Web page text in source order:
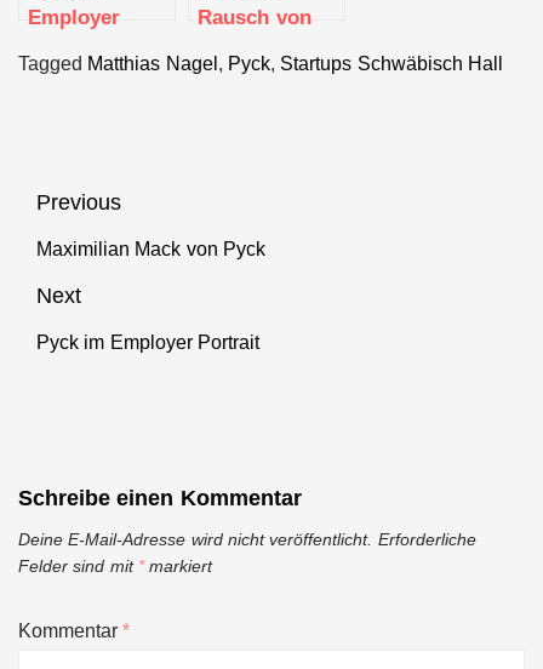
Employer
Rausch von
Consulting
Tagged Matthias Nagel , Pyck, Startups Schwäbisch Hall
Beitragsnavigation
Previous
Previous
Maximilian Mack von Pyck
Next
Next
Pyck im Employer Portrait
Schreibe einen Kommentar
Deine E-Mail-Adresse wird nicht veröffentlicht. Erforderliche
Felder sind mit *markiert
Kommentar*